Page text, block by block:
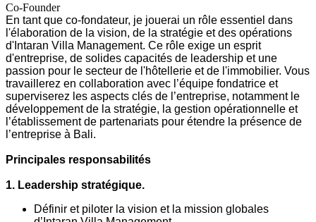
Co-Founder
En tant que co-fondateur, je jouerai un rôle essentiel dans
l'élaboration de la vision, de la stratégie et des opérations
d'Intaran Villa Management. Ce rôle exige un esprit
d'entreprise, de solides capacités de leadership et une
passion pour le secteur de l'hôtellerie et de l'immobilier. Vous
travaillerez en collaboration avec l’équipe fondatrice et
superviserez les aspects clés de l’entreprise, notamment le
développement de la stratégie, la gestion opérationnelle et
l’établissement de partenariats pour étendre la présence de
l’entreprise à Bali.
Principales responsabilités
1. Leadership stratégique.
Définir et piloter la vision et la mission globales